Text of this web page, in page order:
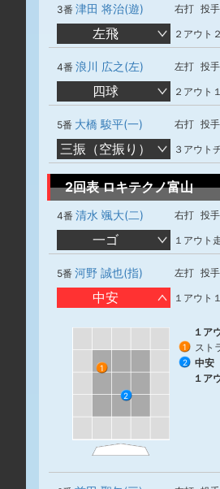
3番 津田 将治(遊) 右打 投
左飛 ２アウト
4番 浪川 広之(左) 左打 投
四球 ２アウト
5番 大橋 駿平(一) 右打 投
三振（空振り） ３アウト
2回表 ロキテクノ富山
4番 清水 颯大(二) 右打 投
一ゴ １アウト
5番 河野 誠也(指) 左打 投
中安 １アウト
1
2
１ア
1 スト
2
中安
１ア